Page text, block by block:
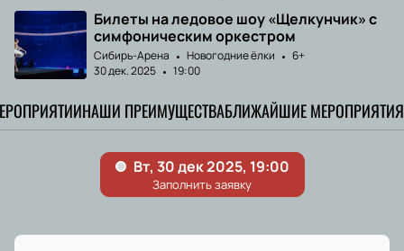
Билеты на ледовое шоу «Щелкунчик» с
симфоническим оркестром
Сибирь-Арена Новогодние ёлки
6+
30 дек. 2025
19:00
НАШИ ПРЕИМУЩЕСТВАБЛИЖАЙШИЕ МЕРОПРИЯТИЯ